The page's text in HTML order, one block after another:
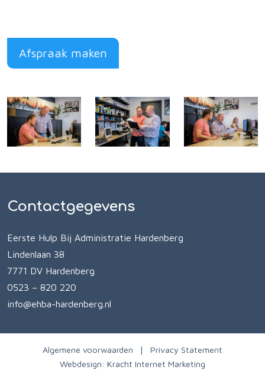
Afspraak maken
Contactgegevens
Eerste Hulp Bij Administratie Hardenberg
Lindenlaan 38
7771 DV Hardenberg
0523 – 820 220
info@ehba-hardenberg.nl
Algemene voorwaarden
Privacy Statement
Webdesign: Kracht Internet Marketing